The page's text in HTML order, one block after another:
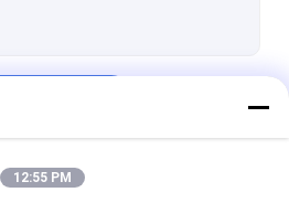
316L
12:55 PM